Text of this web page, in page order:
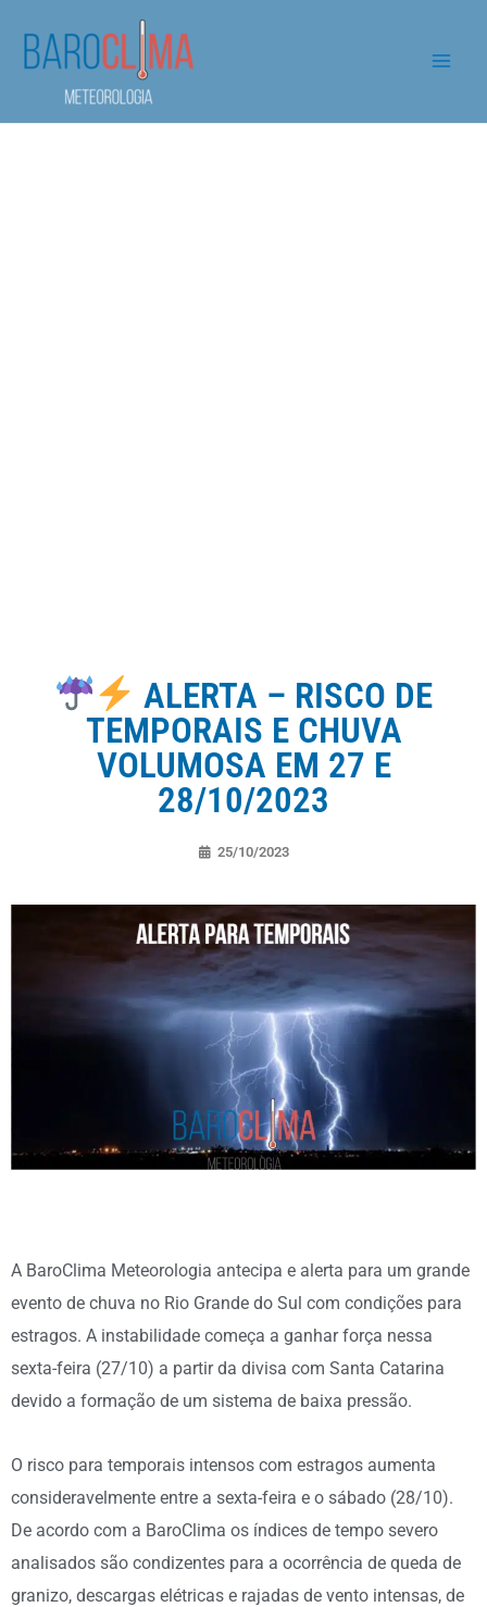
ALERTA – RISCO DE
TEMPORAIS E CHUVA
VOLUMOSA EM 27 E
28/10/2023
25/10/2023
A BaroClima Meteorologia antecipa e alerta para um grande
evento de chuva no Rio Grande do Sul com condições para
estragos. A instabilidade começa a ganhar força nessa
sexta-feira (27/10) a partir da divisa com Santa Catarina
devido a formação de um sistema de baixa pressão.
O risco para temporais intensos com estragos aumenta
consideravelmente entre a sexta-feira e o sábado (28/10).
De acordo com a BaroClima os índices de tempo severo
analisados são condizentes para a ocorrência de queda de
granizo, descargas elétricas e rajadas de vento intensas, de